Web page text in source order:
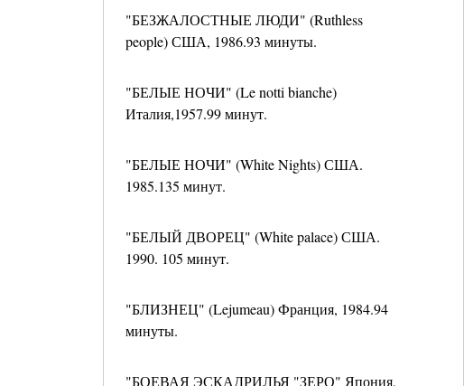
"БЕЗЖАЛОСТНЫЕ ЛЮДИ" (Ruthless
people) США, 1986.93 минуты.
"БЕЛЫЕ НОЧИ" (Le notti bianche)
Италия,1957.99 минут.
"БЕЛЫЕ НОЧИ" (White Nights) США.
1985.135 минут.
"БЕЛЫЙ ДВОРЕЦ" (White palace) США.
1990. 105 минут.
"БЛИЗНЕЦ" (Lejumeau) Франция, 1984.94
минуты.
"БОЕВАЯ ЭСКАДРИЛЬЯ "ЗЕРО" Япония,